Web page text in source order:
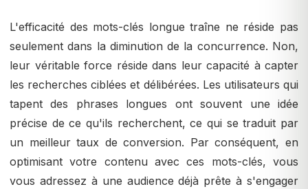
L'efficacité des mots-clés longue traîne ne réside pas
seulement dans la diminution de la concurrence. Non,
leur véritable force réside dans leur capacité à capter
les recherches ciblées et délibérées. Les utilisateurs qui
tapent des phrases longues ont souvent une idée
précise de ce qu'ils recherchent, ce qui se traduit par
un meilleur taux de conversion. Par conséquent, en
optimisant votre contenu avec ces mots-clés, vous
vous adressez à une audience déjà prête à s'engager